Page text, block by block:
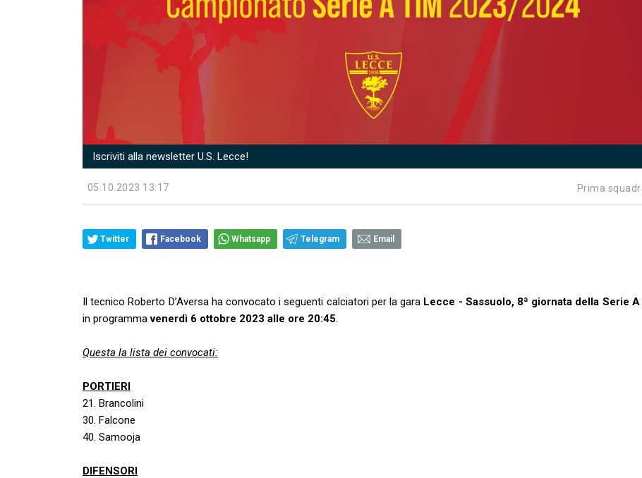
Iscriviti alla newsletter U.S. Lecce!
05.10.2023 13:17 Prima
Twitter Facebook Whatsapp Telegram Email
Il tecnico Roberto D’Aversa ha convocato i seguenti calciatori per la gara Lecce - Sassuolo, 8ª giornata della Serie A
in programmavenerdì 6 ottobre 2023 alle ore 20:45.
Questa la lista dei convocati:
PORTIERI
21. Brancolini
30. Falcone
40. Samooja
DIFENSORI